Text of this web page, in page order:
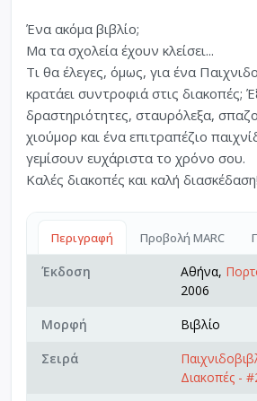
Ένα ακόμα βιβλίο;
Μα τα σχολεία έχουν κλείσει...
Τι θα έλεγες, όμως, για ένα
κρατάει συντροφιά στις διακοπές;
δραστηριότητες, σταυρόλεξα,
χιούμορ και ένα επιτραπέζιο
γεμίσουν ευχάριστα το χρόνο σου.
Καλές διακοπές και καλή διασκέδαση!
Περιγραφή Προβολή MARC
Έκδοση Αθήνα,
2006
Μορφή
Βιβλίο
Σειρά
Διακοπές -